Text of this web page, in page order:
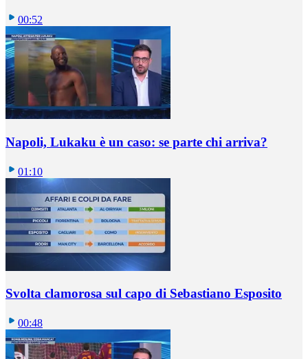
00:52
Napoli, Lukaku è un caso: se parte chi arriva?
01:10
Svolta clamorosa sul capo di Sebastiano Esposito
00:48